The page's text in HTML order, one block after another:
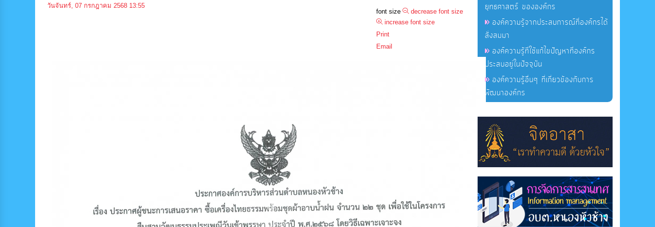
วันจันทร์, 07 กรกฎาคม 2568 13:55
font size
decrease font size
increase font size
Print
Email
ยุทธศาสตร์ ขององค์กร
องค์ความรู้จากประสบการณ์ที่องค์กรได้
สั่งสมมา
องค์ความรู้ที่ใช้แก้ไขปัญหาที่องค์กร
ประสบอยู่ในปัจจุบัน
องค์ความรู้อื่นๆ ที่เกี่ยวข้องกับการ
พัฒนาองค์กร